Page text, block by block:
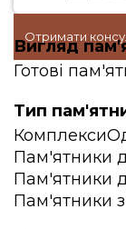
Отримати
Вигляд
Готові
Тип
Комплекси
Пам'ятники
Пам'ятники
Пам'ятники